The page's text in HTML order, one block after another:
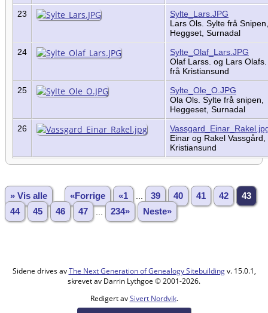
23
Sylte_Lars.JPG
Lars Ols. Sylte frå Snipen,
Heggset, Surnadal
24
Sylte_Olaf_Lars.JPG
Olaf Larss. og Lars
frå Kristiansund
25
Sylte_Ole_O.JPG
Ola Ols. Sylte frå snipen,
Heggeset, Surnadal
26
Einar og Rakel Vassgård,
Kristiansund
» Vis alle «Forrige «1 39 40 41 42
43
44
45 46 47 234» Neste»
Sidene drives avThe Next Generation of Genealogy Sitebuildingv. 15.0.1,
skrevet av Darrin Lythgoe © 2001-2026.
Redigert avSivert Nordvik.